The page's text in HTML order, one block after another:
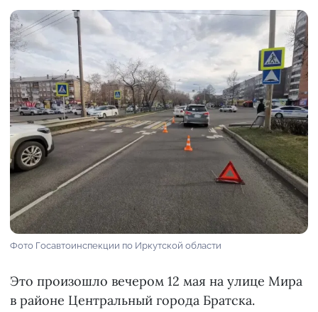
Фото Госавтоинспекции по Иркутской области
Это произошло вечером 12 мая на улице Мира
в районе Центральный города Братска.